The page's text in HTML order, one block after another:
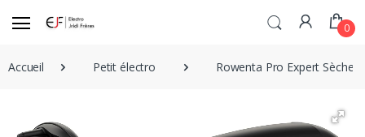
0
Accueil Petit électro Rowenta Pro Expert Sèche-